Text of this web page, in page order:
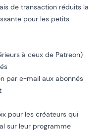
de transaction réduits la
pour les petits
à ceux de Patreon)
par e-mail aux abonnés
pour les créateurs qui
sur leur programme